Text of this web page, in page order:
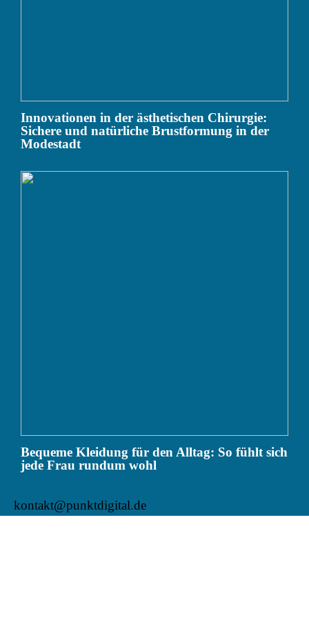
Innovationen in der ästhetischen Chirurgie:
Sichere und natürliche Brustformung in der
Modestadt
Bequeme Kleidung für den Alltag: So fühlt sich
jede Frau rundum wohl
kontakt@punktdigital.de